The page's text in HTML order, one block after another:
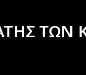
ΤΩΝ